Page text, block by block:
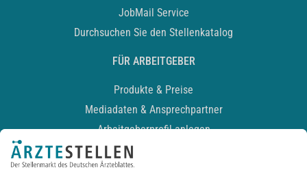
JobMail Service
Durchsuchen Sie den Stellenkatalog
FÜR ARBEITGEBER
Produkte & Preise
Mediadaten & Ansprechpartner
Arbeitgeberprofil anlegen
Recruiting-Podcast